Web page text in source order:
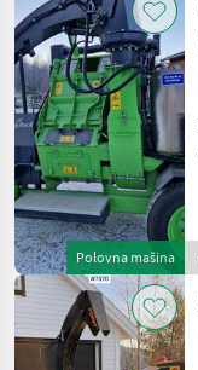
Polovna mašina